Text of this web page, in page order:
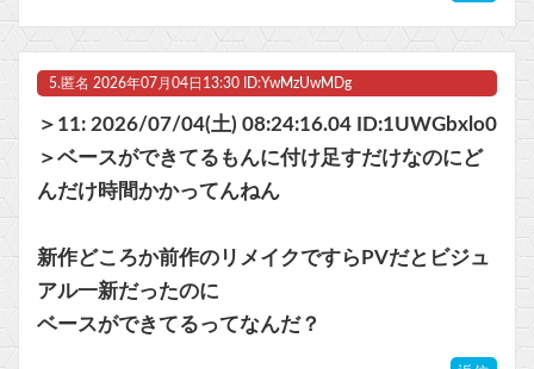
5. 匿名 2026年07月04日13:30 ID:YwMzUwMDg
＞11: 2026/07/04(土) 08:24:16.04 ID:1UWGbxlo0
＞ベースができてるもんに付け足すだけなのにど
んだけ時間かかってんねん
新作どころか前作のリメイクですらPVだとビジュ
アル一新だったのに
ベースができてるってなんだ？